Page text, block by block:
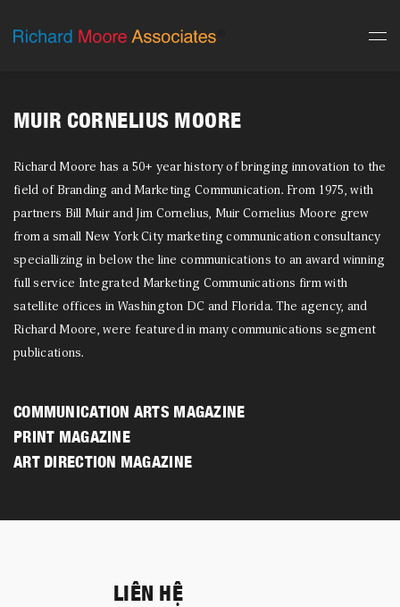
MUIR CORNELIUS MOORE
Richard Moore has a 50+ year history of bringing innovation to the
field of Branding and Marketing Communication. From 1975, with
partners Bill Muir and Jim Cornelius, Muir Cornelius Moore grew
from a small New York City marketing communication consultancy
speciallizing in below the line communications to an award winning
full service Integrated Marketing Communications firm with
satellite offices in Washington DC and Florida. The agency, and
Richard Moore, were featured in many communications segment
publications.
COMMUNICATION ARTS MAGAZINE
PRINT MAGAZINE
ART DIRECTION MAGAZINE
LIÊN HỆ